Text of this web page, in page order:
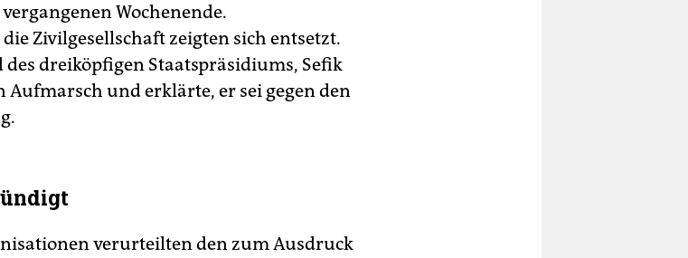
Wochenende.
Zivilgesellschaft zeigten sich entsetzt.
dreiköpfigen Staatspräsidiums, Sefik
und erklärte, er sei gegen den
verurteilten den zum Ausdruck